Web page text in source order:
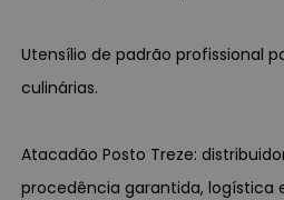
Utensílio de padrão profissional
culinárias.
Atacadão Posto Treze:
procedência garantida, logística